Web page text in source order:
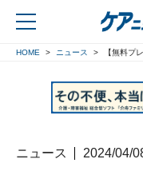
HOME ニュース 【無料プレゼントキ
ニュース 2024/04/